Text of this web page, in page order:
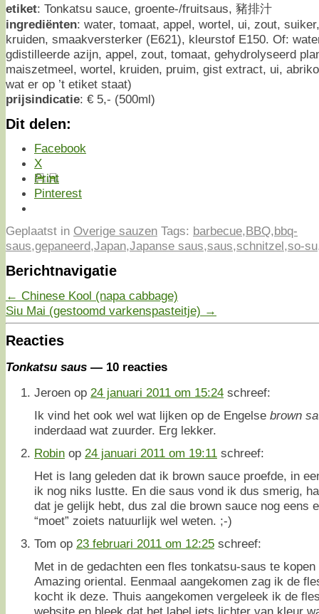
etiket: Tonkatsu sauce, groente-/fruitsaus, 豬排汁
ingrediënten: water, tomaat, appel, wortel, ui, zout,
kruiden, smaakversterker (E621), kleurstof E150. Of:
gdistilleerde azijn, appel, zout, tomaat, gehydrolyseerd
maiszetmeel, wortel, kruiden, pruim, gist extract, ui,
wat er op ’t etiket staat)
prijsindicatie: € 5,- (500ml)
Dit delen:
Facebook
X
Print
Pinterest
Geplaatst in Overige sauzen Tags: barbecue,BBQ,bbq-
saus,gepaneerd,Japan,Japanse saus,saus,schnitzel,so-su
Berichtnavigatie
← Chinese Kool (napa cabbage)
Siu Mai (gestoomd varkenspasteitje) →
Reacties
Tonkatsu saus — 10 reacties
Jeroen op 24 januari 2011 om 15:24 schreef:
Ik vind het ook wel wat lijken op de Engelse brown
inderdaad wat zuurder. Erg lekker.
Robin op 24 januari 2011 om 19:11 schreef:
Het is lang geleden dat ik brown sauce proefde, in
ik nog niks lustte. En die saus vond ik dus smerig,
dat je gelijk hebt, dus zal die brown sauce nog eens
“moet” zoiets natuurlijk wel weten. ;-)
Tom op 23 februari 2011 om 12:25 schreef:
Met in de gedachten een fles tonkatsu-saus te
Amazing oriental. Eenmaal aangekomen zag ik de
kocht ik deze. Thuis aangekomen vergeleek ik de
website en bleek dat het label iets lichter van kleur